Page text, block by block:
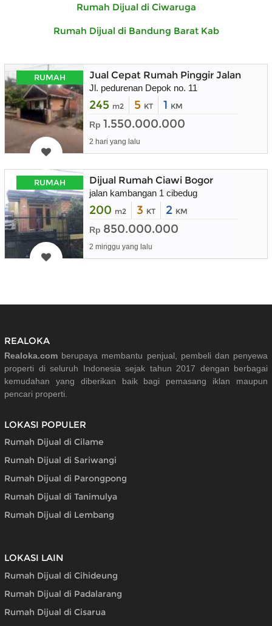
Rumah Dijual di Ciwaruga
Rumah Dijual di Bandung Barat Kab
RUMAH Jual Cepat Rumah Pinggir Jalan
Jl. pedurenan Depok no. 11
245 m2 5 KT 1 KM
Rp 1.550.000.000
2 hari yang lalu
RUMAH Dijual Rumah Ciawi Bogor
jalan kambangan 1 cibedug
200 m2 3 KT 2 KM
Rp 850.000.000
2 minggu yang lalu
REALOKA
Realoka.com berupaya membantu penjual, pembeli dan penyewa
properti di seluruh Indonesia sejak tahun 2017 dengan berbagai
kemudahan yang diberikan baik bagi pemasang iklan maupun
pencari properti.
LOKASI POPULER
Rumah Dijual di Cilame
Rumah Dijual di Sariwangi
Rumah Dijual di Parongpong
Rumah Dijual di Tanimulya
Rumah Dijual di Lembang
LOKASI LAIN
Rumah Dijual di Cihideung
Rumah Dijual di Padalarang
Rumah Dijual di Cisarua